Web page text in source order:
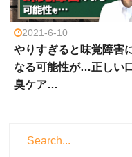
2021-6-10
やりすぎると味覚障害
なる可能性が…正しい口
臭ケア…